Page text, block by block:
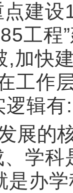
点建设
工程”
,加快
工作
逻辑有:
展的
学
是办